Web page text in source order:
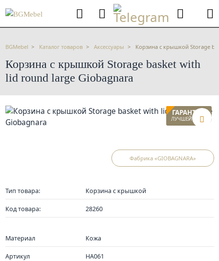
BGMebel Каталог товаров Аксессуары Корзина с крышкой Storage
Корзина с крышкой Storage basket with
lid round large Giobagnara
ГАРАНТИЯ
ЛУЧШЕЙ ЦЕНЫ
Фабрика «GIOBAGNARA»
Тип товара: Корзина с крышкой
Код товара: 28260
Материал Кожа
Артикул HA061